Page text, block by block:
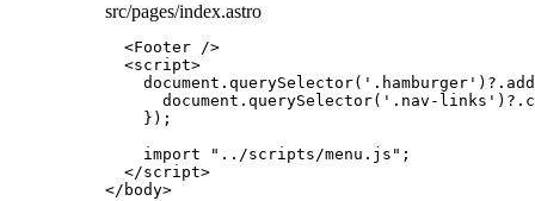
src/pages/index.astro
<Footer />
<script>
document . querySelector( ' .hamburger ' ) ?.
document . querySelector( ' .nav-links ' ) ?.
});
import
" ../scripts/menu.js " ;
</script>
</ body>